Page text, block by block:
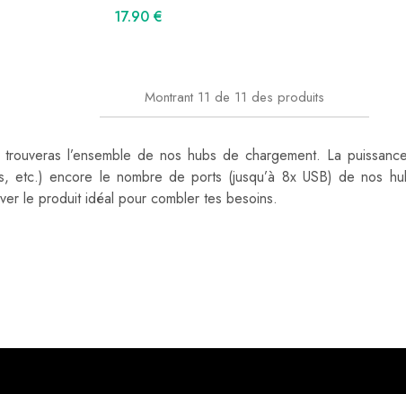
17.90 €
Montrant11 de 11 des produits
l’ensemble de nos hubs de chargement. La
etc.) encore le nombre de ports (jusqu’à 8x USB) de nos
le produit idéal pour combler tes besoins.